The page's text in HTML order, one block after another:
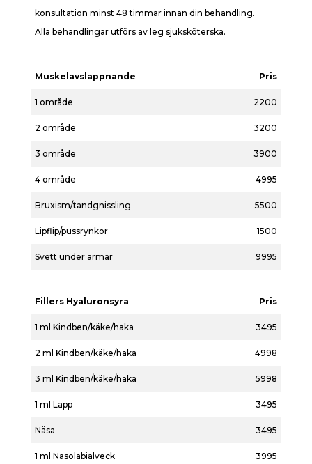
konsultation minst 48 timmar innan din behandling.
Alla behandlingar utförs av leg sjuksköterska.
Muskelavslappnande Pris
1 område 2200
2 område 3200
3 område 3900
4 område 4995
Bruxism/tandgnissling 5500
Lipflip/pussrynkor 1500
Svett under armar 9995
Fillers Hyaluronsyra Pris
1 ml Kindben/käke/haka 3495
2 ml Kindben/käke/haka 4998
3 ml Kindben/käke/haka 5998
1 ml Läpp 3495
Näsa 3495
1 ml Nasolabialveck 3995